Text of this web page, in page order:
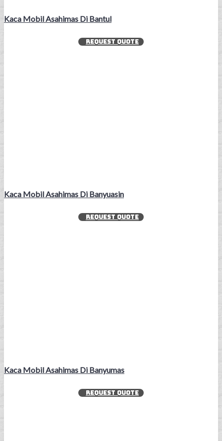
Kaca Mobil Asahimas Di Bantul
REQUEST QUOTE
Kaca Mobil Asahimas Di Banyuasin
REQUEST QUOTE
Kaca Mobil Asahimas Di Banyumas
REQUEST QUOTE